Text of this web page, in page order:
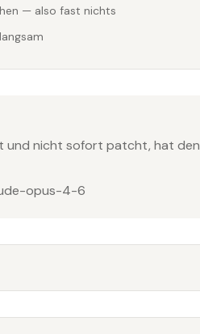
— also fast nichts
und nicht sofort patcht, hat den
opus-4-6